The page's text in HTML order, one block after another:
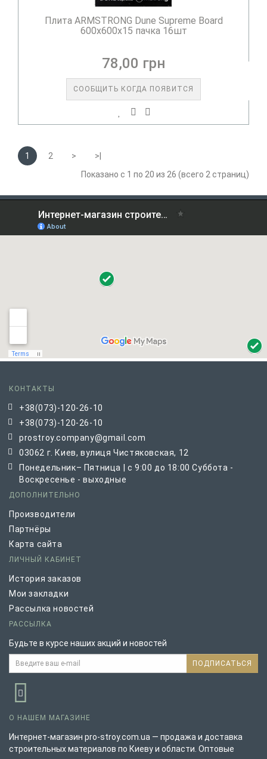
Плита ARMSTRONG Dune Supreme Board
600х600х15 пачка 16шт
78,00 грн
СООБЩИТЬ КОГДА ПОЯВИТСЯ
1 2 >
>|
Показано с 1 по 20 из 26 (всего 2 страниц)
КОНТАКТЫ
+38(073)-120-26-10
+38(073)-120-26-10
prostroy.company@gmail.com
03062 г. Киев, вулиця Чистяковская, 12
Понедельник– Пятница | с 9:00 до 18:00 Суббота -
Воскресенье - выходные
ДОПОЛНИТЕЛЬНО
Производители
Партнёры
Карта сайта
ЛИЧНЫЙ КАБИНЕТ
История заказов
Мои закладки
Рассылка новостей
РАССЫЛКА
Будьте в курсе наших акций и новостей
ПОДПИСАТЬСЯ
О НАШЕМ МАГАЗИНЕ
Интернет-магазин pro-stroy.com.ua — продажа и доставка
строительных материалов по Киеву и области. Оптовые